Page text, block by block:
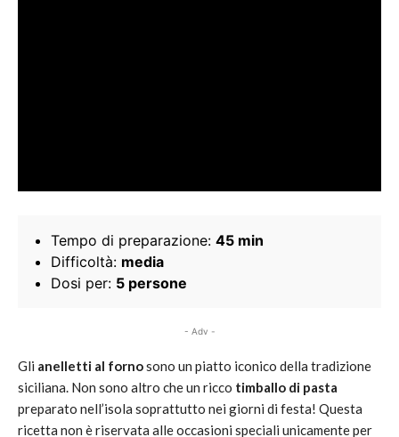
Tempo di preparazione: 45 min
Difficoltà: media
Dosi per: 5 persone
- Adv -
Gli anelletti al fornosono un piatto iconico della tradizione
siciliana. Non sono altro che un ricco timballo di pasta
preparato nell’isola soprattutto nei giorni di festa! Questa
ricetta non è riservata alle occasioni speciali unicamente per